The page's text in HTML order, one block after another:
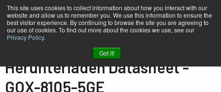
This site uses cookies to collect information about how you interact with our
website and allow us to remember you. We use this information to ensure the
best visitor experience. By continuing to browse the site you are agreeing to
our use of cookies. To find out more about the cookies we use, see our
Privacy Policy.
Got it!
Herunterladen Datasheet -
GOX-8105-5GE